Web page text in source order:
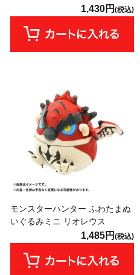
1,430円 (税込)
モンスターハンター ふわたまぬ
いぐるみミニ リオレウス
1,485円 (税込)